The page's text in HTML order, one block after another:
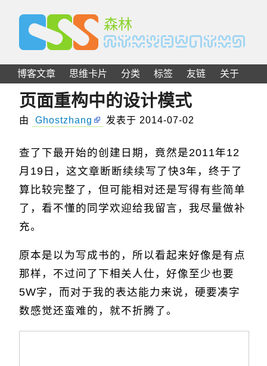
C S S 森林
博客文章 思维卡片 分类 标签 友链 关于
页面重构中的设计模式
由 Ghostzhang 发表于 2014-07-02
查了下最开始的创建日期，竟然是2011年12
月19日，这文章断断续续写了快3年，终于了
算比较完整了，但可能相对还是写得有些简单
了，看不懂的同学欢迎给我留言，我尽量做补
充。
原本是以为写成书的，所以看起来好像是有点
那样，不过问了下相关人仕，好像至少也要
5W字，而对于我的表达能力来说，硬要凑字
数感觉还蛮难的，就不折腾了。